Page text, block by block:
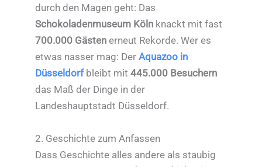
durch den Magen geht: Das
Schokoladenmuseum Köln knackt mit fast
700.000 Gästen erneut Rekorde. Wer es
etwas nasser mag: DerAquazoo in
Düsseldorf bleibt mit445.000 Besuchern
das Maß der Dinge in der
Landeshauptstadt Düsseldorf.
2. Geschichte zum Anfassen
Dass Geschichte alles andere als staubig